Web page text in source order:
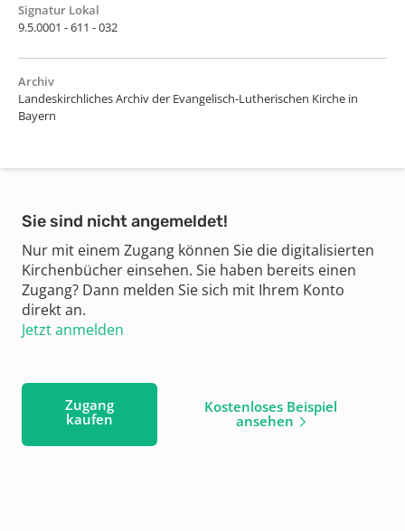
Signatur Lokal
9.5.0001 - 611 - 032
Archiv
Landeskirchliches Archiv der Evangelisch-Lutherischen Kirche in
Bayern
Sie sind nicht angemeldet!
Nur mit einem Zugang können Sie die digitalisierten
Kirchenbücher einsehen. Sie haben bereits einen
Zugang? Dann melden Sie sich mit Ihrem Konto
direkt an.
Jetzt anmelden
Zugang
kaufen
Kostenloses Beispiel
ansehen